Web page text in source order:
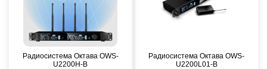
Радиосистема Октава OWS-
U2200H-B
Радиосистема Октава OWS-
U2200L01-B